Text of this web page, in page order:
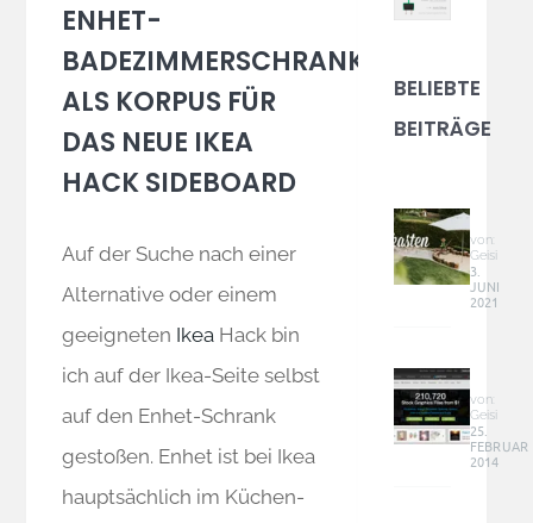
ENHET-
BADEZIMMERSCHRANK
ALS KORPUS FÜR
DAS NEUE IKEA
HACK SIDEBOARD
Auf der Suche nach einer
Alternative oder einem
geeigneten Ikea Hack bin
ich auf der Ikea-Seite selbst
auf den Enhet-Schrank
gestoßen. Enhet ist bei Ikea
hauptsächlich im Küchen-
BELIEBTE
BEITRÄGE
–
groß,
im
von:
Geisi
3.
JUNI
2021
&
Co
–
Online
Geld
von:
Geisi
25.
FEBRUAR
2014